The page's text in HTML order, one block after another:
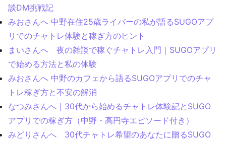
談DM挑戦記
みおさんへ 中野在住25歳ライバーの私が語るSUGOアプ
リでのチャトレ体験と稼ぎ方のヒント
まいさんへ 夜の雑談で稼ぐチャトレ入門｜SUGOアプリ
で始める方法と私の体験
みおさんへ 中野のカフェから語るSUGOアプリでのチャ
トレ稼ぎ方と不安の解消
なつみさんへ｜30代から始めるチャトレ体験記とSUGO
アプリでの稼ぎ方（中野・高円寺エピソード付き）
みどりさんへ 30代チャトレ希望のあなたに贈るSUGO